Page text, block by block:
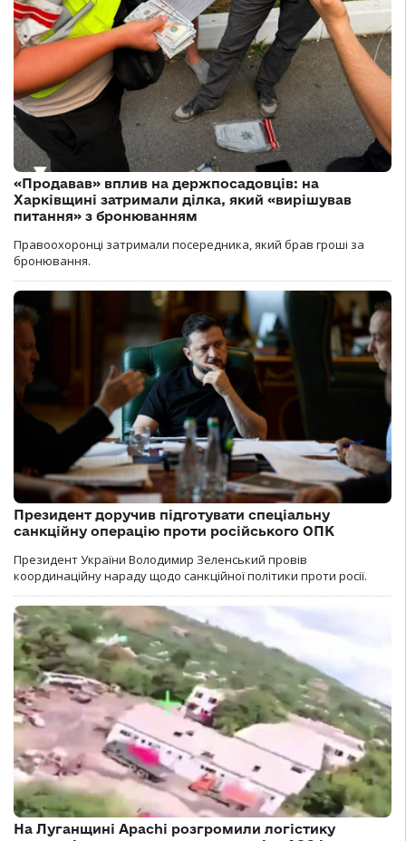
«Продавав» вплив на держпосадовців: на
Харківщині затримали ділка, який «вирішував
питання» з бронюванням
Правоохоронці затримали посередника, який брав гроші за
бронювання.
Президент доручив підготувати спеціальну
санкційну операцію проти російського ОПК
Президент України Володимир Зеленський провів
координаційну нараду щодо санкційної політики проти росії.
На Луганщині Apachi розгромили логістику